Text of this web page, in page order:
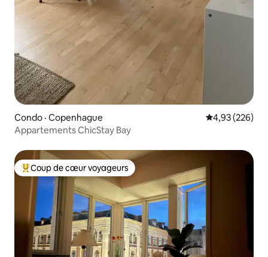
Condo · Copenhague Note
4,93 (226)
Appartements ChicStay Bay
Coup de cœur voyageurs parmi les plus aimés
Coup de cœur voyageurs